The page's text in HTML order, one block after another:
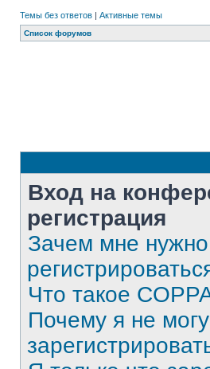
Темы без ответов | Активные темы
Список форумов
Вход на
регистрация
Зачем мне нужно
Что такое
Почему я не могу